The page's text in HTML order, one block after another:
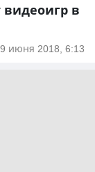
в
июня 2018, 6:13